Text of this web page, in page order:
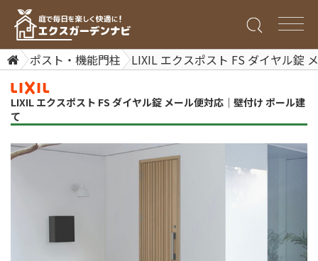
ポスト・機能門柱 LIXIL エクスポスト FS ダイヤル錠
LIXIL エクスポスト FS ダイヤル錠 メール便対応｜壁付け ポール建
て